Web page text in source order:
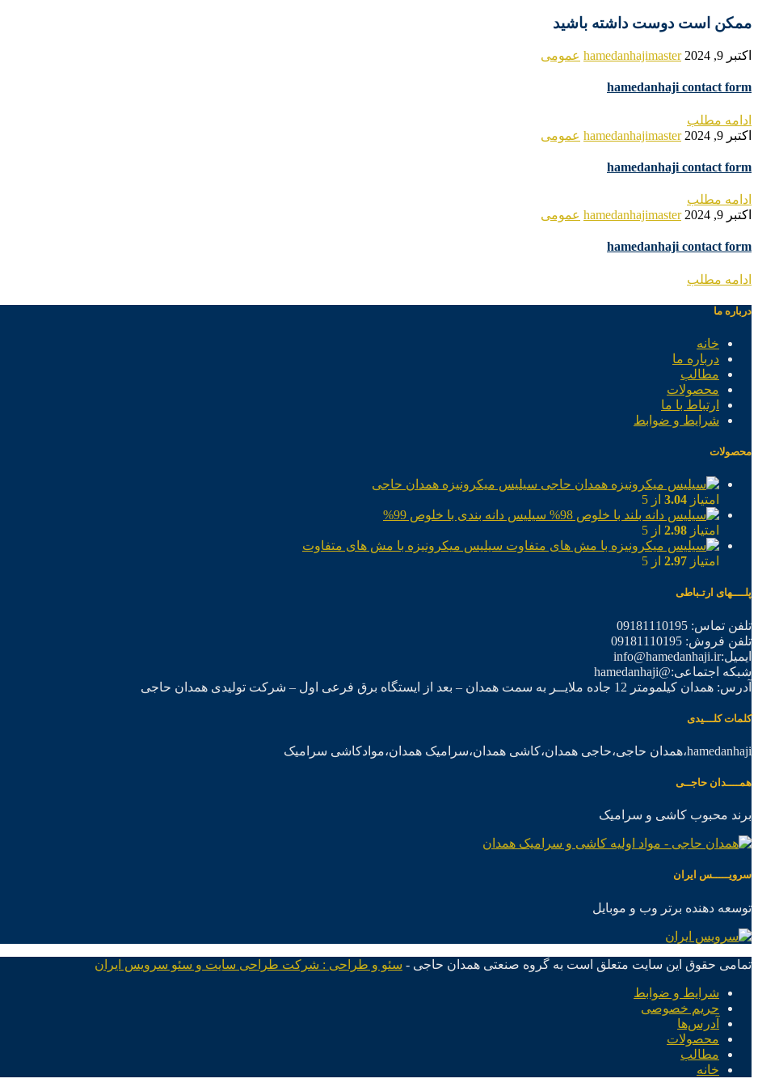
ممکن است دوست داشته باشید
اکتبر 9, 2024 hamedanhajimaster عمومی
hamedanhaji contact form
ادامه مطلب
اکتبر 9, 2024
hamedanhajimaster عمومی
hamedanhaji contact form
ادامه مطلب
اکتبر 9, 2024
hamedanhajimaster عمومی
hamedanhaji contact form
ادامه مطلب
درباره ما
خانه
درباره ما
مطالب
محصولات
ارتباط با ما
شرایط و ضوابط
محصولات
سیلیس میکرونیزه همدان حاجی
امتیاز 3.04 از 5
سیلیس دانه بندی با خلوص 99%
امتیاز 2.98 از 5
سیلیس میکرونیزه با مش های متفاوت
امتیاز 2.97 از 5
پلــــهای ارتـباطی
تلفن تماس: 09181110195
تلفن فروش: 09181110195
ایمیل:info@hamedanhaji.ir
شبکه اجتماعی:@hamedanhaji
آدرس: همدان کیلمومتر 12 جاده ملایــر به سمت همدان – بعد از ایستگاه برق فرعی اول – شرکت تولیدی همدان حاجی
کلمات کلـــیدی
hamedanhaji،همدان حاجی،حاجی همدان،کاشی همدان،سرامیک همدان،موادکاشی سرامیک
همــــدان حاجــی
برند محبوب کاشی و سرامیک
سرویـــــس ایران
توسعه دهنده برتر وب و موبایل
تمامی حقوق این سایت متعلق است به گروه صنعتی همدان حاجی - سئو و طراحی : شرکت طراحی سایت و سئو سرویس ایران
شرایط و ضوابط
حریم خصوصی
آدرس‌ها
محصولات
مطالب
خانه